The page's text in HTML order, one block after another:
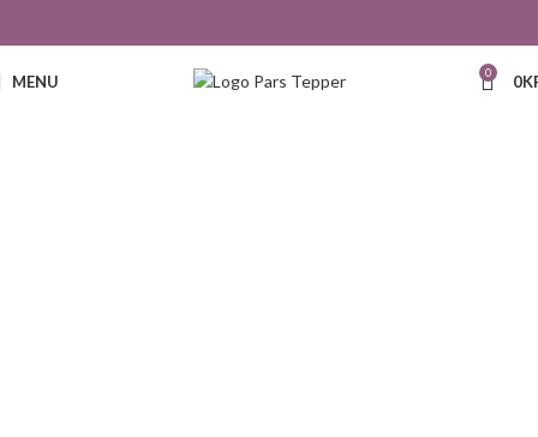
MENU 0 0